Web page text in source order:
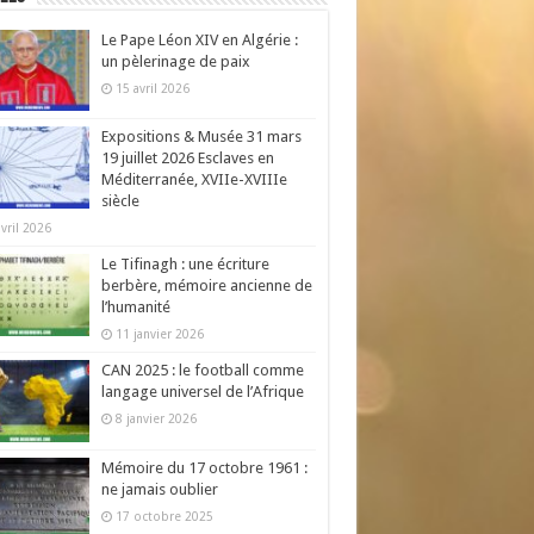
Le Pape Léon XIV en Algérie :
un pèlerinage de paix
15 avril 2026
Expositions & Musée 31 mars
19 juillet 2026 Esclaves en
Méditerranée, XVIIe-XVIIIe
siècle
2026
Le Tifinagh : une écriture
berbère, mémoire ancienne de
l’humanité
11 janvier 2026
CAN 2025 : le football comme
langage universel de l’Afrique
8 janvier 2026
Mémoire du 17 octobre 1961 :
ne jamais oublier
17 octobre 2025